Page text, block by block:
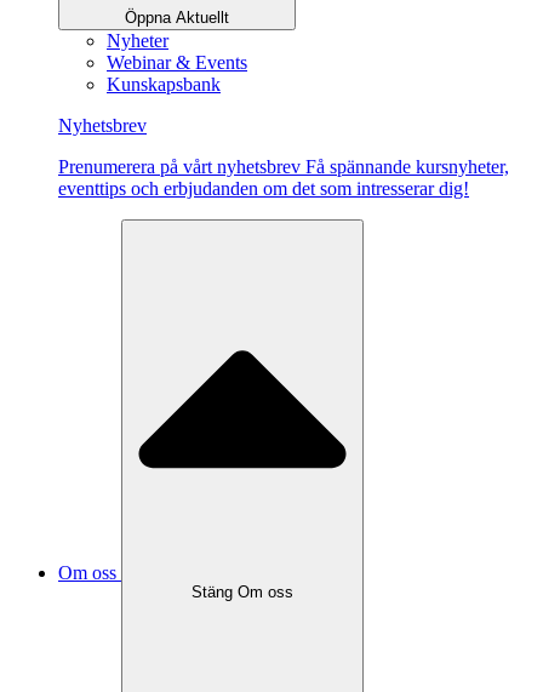
Öppna Aktuellt
Nyheter
Webinar & Events
Kunskapsbank
Nyhetsbrev
Pre­nu­me­re­ra på vårt ny­hets­brev Få spännande kursnyheter,
eventtips och erbjudanden om det som intresserar dig!
Om oss
Stäng Om oss